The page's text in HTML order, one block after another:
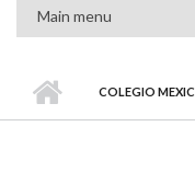
COLEGIO